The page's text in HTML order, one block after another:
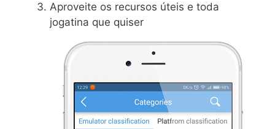
Aproveite os recursos úteis e toda
jogatina que quiser